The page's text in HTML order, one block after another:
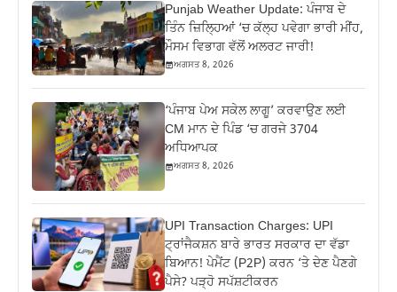
Punjab Weather Update: ਪੰਜਾਬ ਦੇ
ਤਿੰਨ ਜ਼‍ਿਲ੍ਹਿਆਂ ‘ਚ ਕੱਲ੍ਹ ਪਵੇਗਾ ਭਾਰੀ ਮੀਂਹ,
ਮੌਸਮ ਵਿਭਾਗ ਵੱਲੋਂ ਅਲਰਟ ਜਾਰੀ!
ਅਗਸਤ 8, 2026
‘ਪੰਜਾਬ ਪੇਅ ਸਕੇਲ ਲਾਗੂ’ ਕਰਵਾਉਣ ਲਈ
CM ਮਾਨ ਦੇ ਪਿੰਡ ‘ਚ ਗਰਜੇ 3704
ਅਧਿਆਪਕ
ਅਗਸਤ 8, 2026
UPI Transaction Charges: UPI
ਟ੍ਰਾਂਜੈਕਸ਼ਨ ਬਾਰੇ ਭਾਰਤ ਸਰਕਾਰ ਦਾ ਵੱਡਾ
ਬਿਆਨ! ਪੇਮੈਂਟ (P2P) ਕਰਨ ‘ਤੇ ਦੇਣ ਪੈਣਗੇ
ਪੈਸੇ? ਪੜ੍ਹੋ ਸਪੱਸ਼ਟੀਕਰਨ